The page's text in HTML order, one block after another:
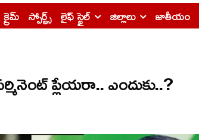
క్రైమ్ స్పోర్ట్స్ లైఫ్ స్టైల్ జిల్లాలు జాతీయం
ప్లేయరా.. ఎందుకు..?